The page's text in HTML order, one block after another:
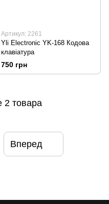
Артикул: 2261
Yli Electronic YK-168 Кодова
клавіатура
750 грн
2 товара
Вперед